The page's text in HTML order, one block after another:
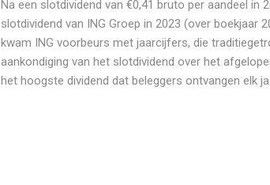
Na een slotdividend van €0,41 bruto per aandeel in
slotdividend van ING Groep in 2023 (over boekjaar
kwam ING voorbeurs met jaarcijfers, die
aankondiging van het slotdividend over het
het hoogste dividend dat beleggers ontvangen elk